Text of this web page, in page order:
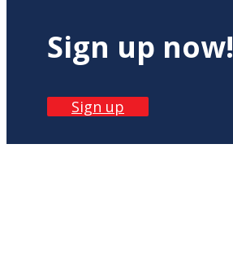
Sign up now!
Sign up